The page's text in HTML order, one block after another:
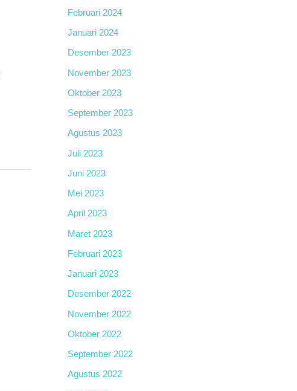
Februari 2024
Januari 2024
Desember 2023
November 2023
Oktober 2023
September 2023
Agustus 2023
Juli 2023
Juni 2023
Mei 2023
April 2023
Maret 2023
Februari 2023
Januari 2023
Desember 2022
November 2022
Oktober 2022
September 2022
Agustus 2022